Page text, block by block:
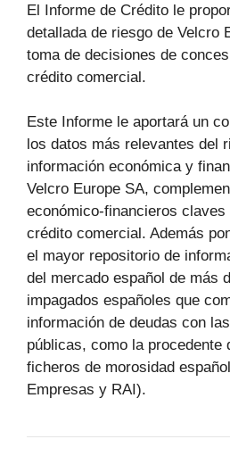
El Informe de Crédito le
detallada de riesgo de Velcro
toma de decisiones de
crédito comercial.
Este Informe le aportará un
los datos más relevantes del
información económica y
Velcro Europe SA,
económico-financieros
crédito comercial. Además
el mayor repositorio de
del mercado español de más
impagados españoles que
información de deudas con
públicas, como la procedente
ficheros de morosidad
Empresas y RAI).